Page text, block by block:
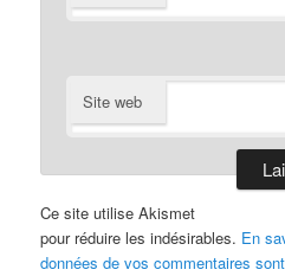
Site web
Ce site utilise Akismet
pour réduire les indésirables. En
données de vos commentaires